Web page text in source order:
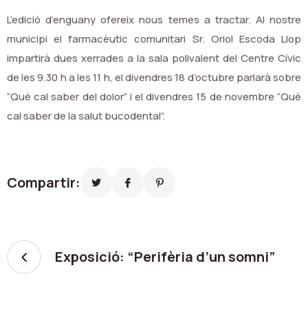
L’edició d’enguany ofereix nous temes a tractar. Al nostre
municipi el farmacèutic comunitari Sr. Oriol Escoda Llop
impartirà dues xerrades a la sala polivalent del Centre Cívic
de les 9.30 h a les 11 h, el divendres 18 d’octubre parlarà sobre
“Què cal saber del dolor” i el divendres 15 de novembre “Què
cal saber de la salut bucodental”.
Compartir:
Exposició: “Perifèria d’un somni”